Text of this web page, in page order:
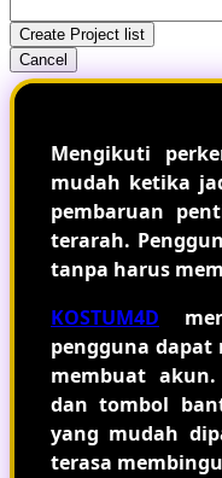
Create Project list
Cancel
Mengikuti
mudah ketika
pembaruan
terarah.
tanpa harus
KOSTUM4D
pengguna dapat
membuat
dan tombol
yang mudah
terasa